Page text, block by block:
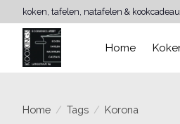
koken, tafelen, natafelen &
Home
Home / Tags / Korona